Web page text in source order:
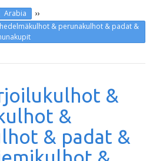
Arabia ››
& perunakulhot & padat &
&
&
& padat &